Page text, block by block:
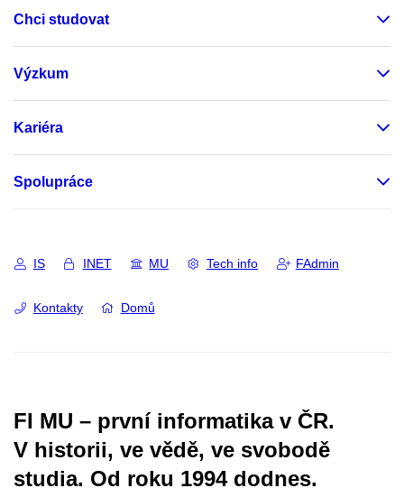
Chci studovat
Výzkum
Kariéra
Spolupráce
IS INET MU Tech info FAdmin
Kontakty Domů
FI MU – první informatika v ČR.
V historii, ve vědě, ve svobodě
studia. Od roku 1994 dodnes.